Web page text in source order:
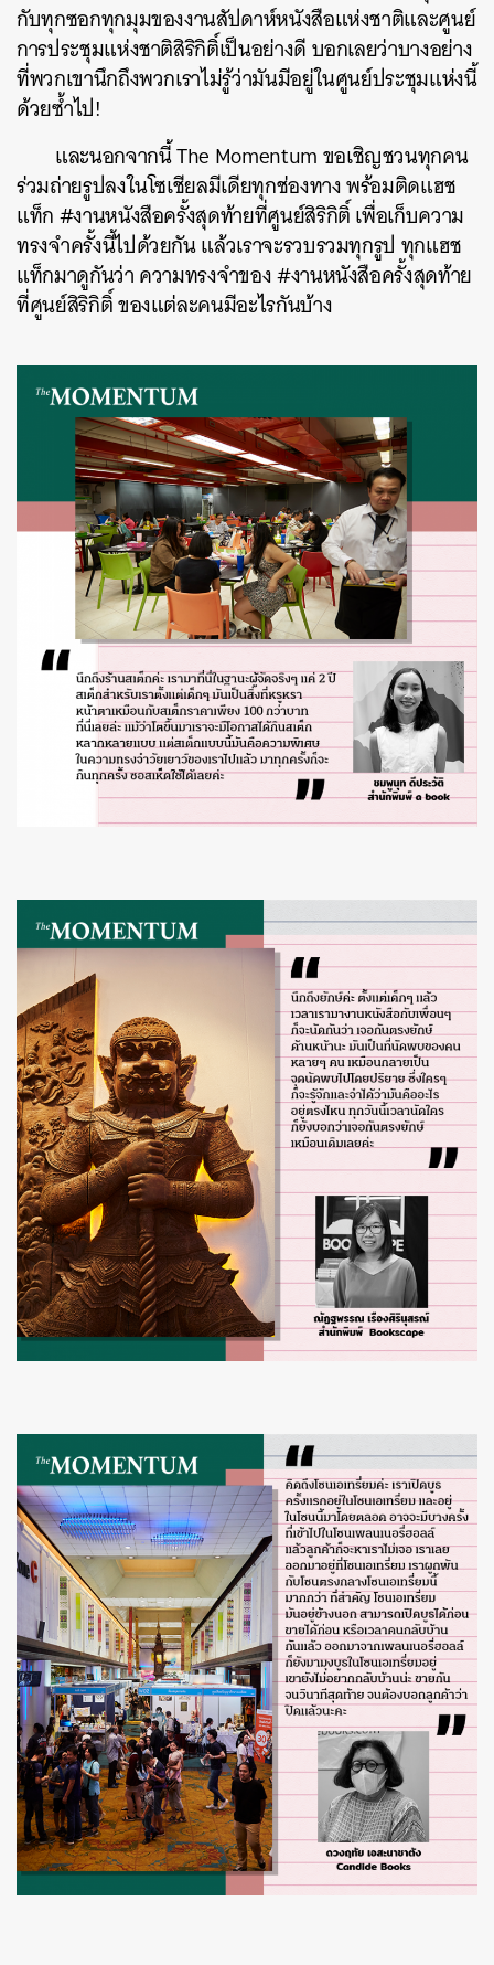
กับทุกซอกทุกมุมของงานสัปดาห์หนังสือแห่งชาติและศูนย์
การประชุมแห่งชาติสิริกิติ์เป็นอย่างดี บอกเลยว่าบางอย่าง
ที่พวกเขานึกถึงพวกเราไม่รู้ว่ามันมีอยู่ในศูนย์ประชุมแห่งนี้
ด้วยซ้ำไป!
และนอกจากนี้ The Momentum ขอเชิญชวนทุกคน
ร่วมถ่ายรูปลงในโซเชียลมีเดียทุกช่องทาง พร้อมติดแฮช
แท็ก #งานหนังสือครั้งสุดท้ายที่ศูนย์สิริกิติ์ เพื่อเก็บความ
ทรงจำครั้งนี้ไปด้วยกัน แล้วเราจะรวบรวมทุกรูป ทุกแฮช
แท็กมาดูกันว่า ความทรงจำของ #งานหนังสือครั้งสุดท้าย
ที่ศูนย์สิริกิติ์ ของแต่ละคนมีอะไรกันบ้าง